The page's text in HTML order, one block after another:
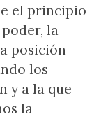
el principio
la
posición
los
y a la que
la